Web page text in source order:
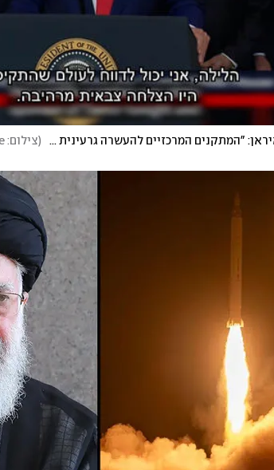
טראמפ, אחרי התקיפה באיראן: "המתקנים המרכזיים להעשרה גרעינית הושמדו לגמרי" (צילום: The White House